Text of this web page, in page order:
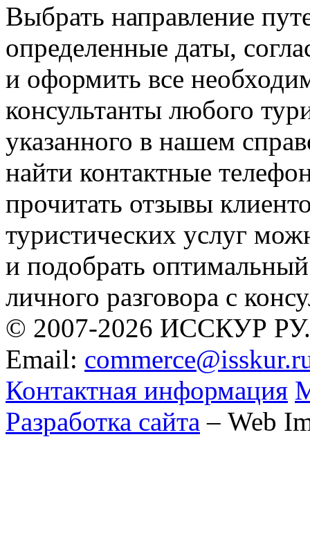
Выбрать направление
определенные даты,
и оформить все
консультанты любого
указанного в нашем
найти контактные
прочитать отзывы
туристических услуг
и подобрать
личного разговора с
© 2007-2026 ИССКУР РУ.
Email:
Контактная информация
Разработка сайта – Web